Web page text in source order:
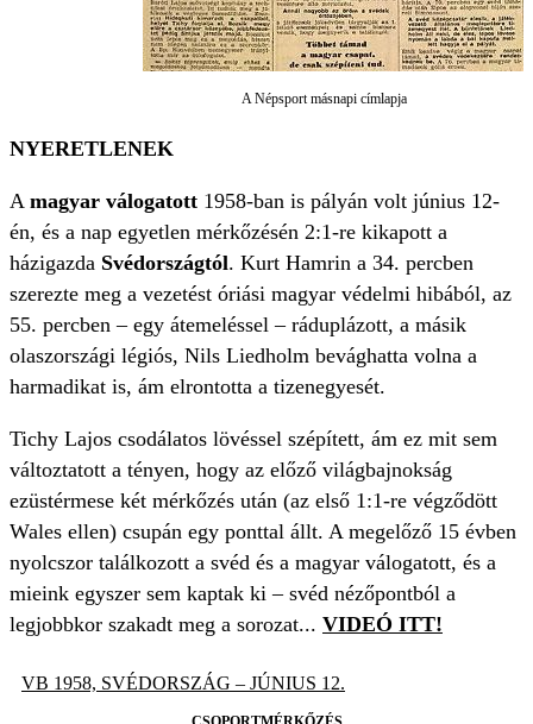
A Népsport másnapi címlapja
NYERETLENEK
A magyar válogatott 1958-ban is pályán volt június 12-
én, és a nap egyetlen mérkőzésén 2:1-re kikapott a
házigazda Svédországtól. Kurt Hamrin a 34. percben
szerezte meg a vezetést óriási magyar védelmi hibából, az
55. percben – egy átemeléssel – ráduplázott, a másik
olaszországi légiós, Nils Liedholm bevághatta volna a
harmadikat is, ám elrontotta a tizenegyesét.
Tichy Lajos csodálatos lövéssel szépített, ám ez mit sem
változtatott a tényen, hogy az előző világbajnokság
ezüstérmese két mérkőzés után (az első 1:1-re végződött
Wales ellen) csupán egy ponttal állt. A megelőző 15 évben
nyolcszor találkozott a svéd és a magyar válogatott, és a
mieink egyszer sem kaptak ki – svéd nézőpontból a
legjobbkor szakadt meg a sorozat... VIDEÓ ITT!
VB 1958, SVÉDORSZÁG – JÚNIUS 12.